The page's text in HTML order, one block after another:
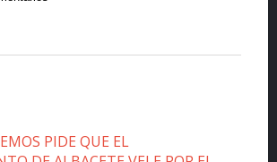
PIDE QUE EL